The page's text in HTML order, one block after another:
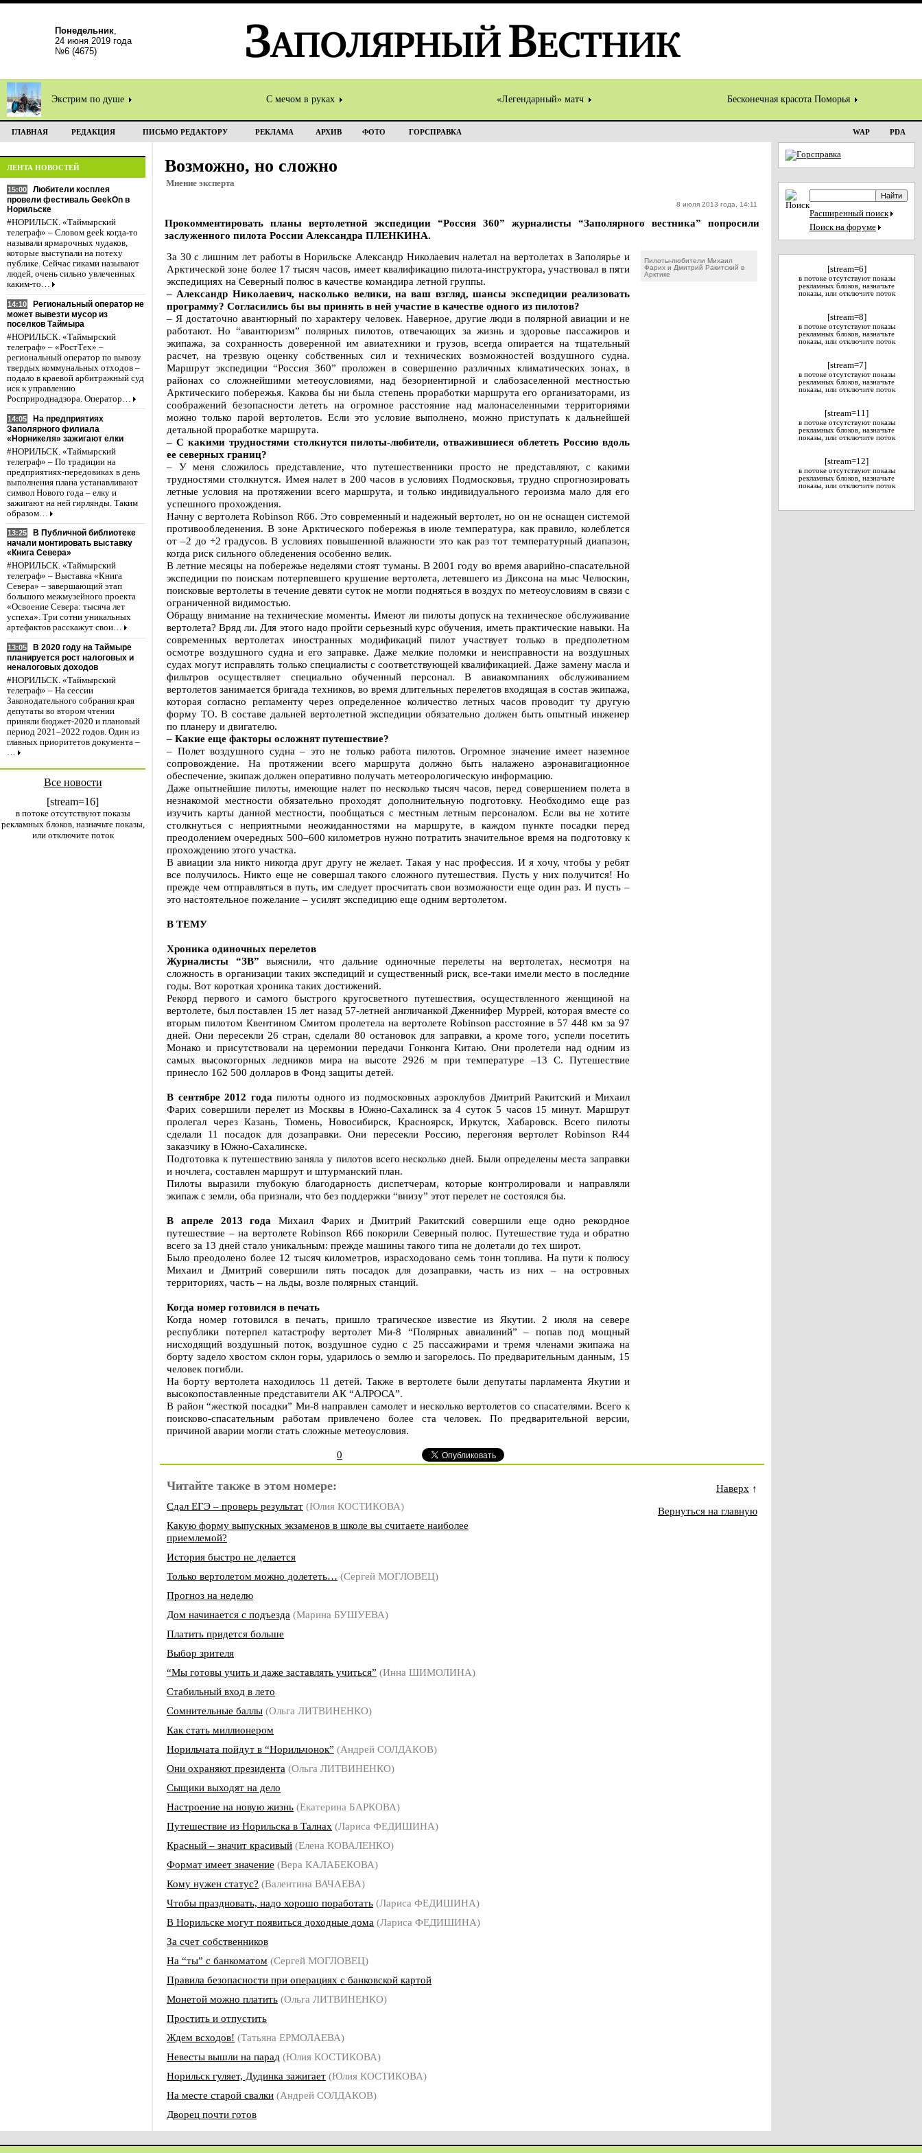
Понедельник,
24 июня 2019 года
№6 (4675)
Экстрим по душе С мечом в руках «Легендарный» матч Бесконечная красота Поморья
ГЛАВНАЯ РЕДАКЦИЯ ПИСЬМО РЕДАКТОРУ РЕКЛАМА АРХИВ ФОТО ГОРСПРАВКА WAP PDA
ЛЕНТА НОВОСТЕЙ
15:00
Любители косплея
провели фестиваль GeekOn в
Норильске
#НОРИЛЬСК. «Таймырский
телеграф» – Словом geek когда-то
называли ярмарочных чудаков,
которые выступали на потеху
публике. Сейчас гиками называют
людей, очень сильно увлеченных
каким-то…
14:10
Региональный оператор не
может вывезти мусор из
поселков Таймыра
#НОРИЛЬСК. «Таймырский
телеграф» – «РостТех» –
региональный оператор по вывозу
твердых коммунальных отходов –
подало в краевой арбитражный суд
иск к управлению
Росприроднадзора. Оператор…
14:05
На предприятиях
Заполярного филиала
«Норникеля» зажигают елки
#НОРИЛЬСК. «Таймырский
телеграф» – По традиции на
предприятиях-передовиках в день
выполнения плана устанавливают
символ Нового года – елку и
зажигают на ней гирлянды. Таким
образом…
13:25
В Публичной библиотеке
начали монтировать выставку
«Книга Севера»
#НОРИЛЬСК. «Таймырский
телеграф» – Выставка «Книга
Севера» – завершающий этап
большого межмузейного проекта
«Освоение Севера: тысяча лет
успеха». Три сотни уникальных
артефактов расскажут свои…
13:05
В 2020 году на Таймыре
планируется рост налоговых и
неналоговых доходов
#НОРИЛЬСК. «Таймырский
телеграф» – На сессии
Законодательного собрания края
депутаты во втором чтении
приняли бюджет-2020 и плановый
период 2021–2022 годов. Один из
главных приоритетов документа –
…
Все новости
[stream=16]
в потоке отсутствуют показы
рекламных блоков, назначьте показы,
или отключите поток
Возможно, но сложно
Мнение эксперта
8 июля 2013 года, 14:11
Прокомментировать планы вертолетной экспедиции “Россия 360” журналисты “Заполярного вестника” попросили
заслуженного пилота России Александра ПЛЕНКИНА.
За 30 с лишним лет работы в Норильске Александр Николаевич налетал на вертолетах в Заполярье и
Арктической зоне более 17 тысяч часов, имеет квалификацию пилота-инструктора, участвовал в пяти
экспедициях на Северный полюс в качестве командира летной группы.
– Александр Николаевич, насколько велики, на ваш взгляд, шансы экспедиции реализовать
программу? Согласились бы вы принять в ней участие в качестве одного из пилотов?
– Я достаточно авантюрный по характеру человек. Наверное, другие люди в полярной авиации и не
работают. Но “авантюризм” полярных пилотов, отвечающих за жизнь и здоровье пассажиров и
экипажа, за сохранность доверенной им авиатехники и грузов, всегда опирается на тщательный
расчет, на трезвую оценку собственных сил и технических возможностей воздушного судна.
Маршрут экспедиции “Россия 360” проложен в совершенно различных климатических зонах, в
районах со сложнейшими метеоусловиями, над безориентирной и слабозаселенной местностью
Арктическиго побережья. Какова бы ни была степень проработки маршрута его организаторами, из
соображений безопасности лететь на огромное расстояние над малонаселенными территориями
можно только парой вертолетов. Если это условие выполнено, можно приступать к дальнейшей
детальной проработке маршрута.
– С какими трудностями столкнутся пилоты-любители, отважившиеся облететь Россию вдоль
ее северных границ?
– У меня сложилось представление, что путешественники просто не представляют, с какими
трудностями столкнутся. Имея налет в 200 часов в условиях Подмосковья, трудно спрогнозировать
летные условия на протяжении всего маршрута, и только индивидуального героизма мало для его
успешного прохождения.
Начну с вертолета Robinson R66. Это современный и надежный вертолет, но он не оснащен системой
противообледенения. В зоне Арктического побережья в июле температура, как правило, колеблется
от –2 до +2 градусов. В условиях повышенной влажности это как раз тот температурный диапазон,
когда риск сильного обледенения особенно велик.
В летние месяцы на побережье неделями стоят туманы. В 2001 году во время аварийно-спасательной
экспедиции по поискам потерпевшего крушение вертолета, летевшего из Диксона на мыс Челюскин,
поисковые вертолеты в течение девяти суток не могли подняться в воздух по метеоусловиям в связи с
ограниченной видимостью.
Обращу внимание на технические моменты. Имеют ли пилоты допуск на техническое обслуживание
вертолета? Вряд ли. Для этого надо пройти серьезный курс обучения, иметь практические навыки. На
современных вертолетах иностранных модификаций пилот участвует только в предполетном
осмотре воздушного судна и его заправке. Даже мелкие поломки и неисправности на воздушных
судах могут исправлять только специалисты с соответствующей квалификацией. Даже замену масла и
фильтров осуществляет специально обученный персонал. В авиакомпаниях обслуживанием
вертолетов занимается бригада техников, во время длительных перелетов входящая в состав экипажа,
которая согласно регламенту через определенное количество летных часов проводит ту другую
форму ТО. В составе дальней вертолетной экспедиции обязательно должен быть опытный инженер
по планеру и двигателю.
– Какие еще факторы осложнят путешествие?
– Полет воздушного судна – это не только работа пилотов. Огромное значение имеет наземное
сопровождение. На протяжении всего маршрута должно быть налажено аэронавигационное
обеспечение, экипаж должен оперативно получать метеорологическую информацию.
Даже опытнейшие пилоты, имеющие налет по несколько тысяч часов, перед совершением полета в
незнакомой местности обязательно проходят дополнительную подготовку. Необходимо еще раз
изучить карты данной местности, пообщаться с местным летным персоналом. Если вы не хотите
столкнуться с неприятными неожиданностями на маршруте, в каждом пункте посадки перед
преодолением очередных 500–600 километров нужно потратить значительное время на подготовку к
прохождению этого участка.
В авиации зла никто никогда друг другу не желает. Такая у нас профессия. И я хочу, чтобы у ребят
все получилось. Никто еще не совершал такого сложного путешествия. Пусть у них получится! Но
прежде чем отправляться в путь, им следует просчитать свои возможности еще один раз. И пусть –
это настоятельное пожелание – усилят экспедицию еще одним вертолетом.
В ТЕМУ
Хроника одиночных перелетов
Журналисты “ЗВ” выяснили, что дальние одиночные перелеты на вертолетах, несмотря на
сложность в организации таких экспедиций и существенный риск, все-таки имели место в последние
годы. Вот короткая хроника таких достижений.
Рекорд первого и самого быстрого кругосветного путешествия, осуществленного женщиной на
вертолете, был поставлен 15 лет назад 57-летней англичанкой Дженнифер Муррей, которая вместе со
вторым пилотом Квентином Смитом пролетела на вертолете Robinson расстояние в 57 448 км за 97
дней. Они пересекли 26 стран, сделали 80 остановок для заправки, а кроме того, успели посетить
Монако и присутствовали на церемонии передачи Гонконга Китаю. Они пролетели над одним из
самых высокогорных ледников мира на высоте 2926 м при температуре –13 С. Путешествие
принесло 162 500 долларов в Фонд защиты детей.
В сентябре 2012 года пилоты одного из подмосковных аэроклубов Дмитрий Ракитский и Михаил
Фарих совершили перелет из Москвы в Южно-Сахалинск за 4 суток 5 часов 15 минут. Маршрут
пролегал через Казань, Тюмень, Новосибирск, Красноярск, Иркутск, Хабаровск. Всего пилоты
сделали 11 посадок для дозаправки. Они пересекли Россию, перегоняя вертолет Robinson R44
заказчику в Южно-Сахалинске.
Подготовка к путешествию заняла у пилотов всего несколько дней. Были определены места заправки
и ночлега, составлен маршрут и штурманский план.
Пилоты выразили глубокую благодарность диспетчерам, которые контролировали и направляли
экипаж с земли, оба признали, что без поддержки “внизу” этот перелет не состоялся бы.
В апреле 2013 года Михаил Фарих и Дмитрий Ракитский совершили еще одно рекордное
путешествие – на вертолете Robinson R66 покорили Северный полюс. Путешествие туда и обратно
всего за 13 дней стало уникальным: прежде машины такого типа не долетали до тех широт.
Было преодолено более 12 тысяч километров, израсходовано семь тонн топлива. На пути к полюсу
Михаил и Дмитрий совершили пять посадок для дозаправки, часть из них – на островных
территориях, часть – на льды, возле полярных станций.
Когда номер готовился в печать
Когда номер готовился в печать, пришло трагическое известие из Якутии. 2 июля на севере
республики потерпел катастрофу вертолет Ми-8 “Полярных авиалиний” – попав под мощный
нисходящий воздушный поток, воздушное судно с 25 пассажирами и тремя членами экипажа на
борту задело хвостом склон горы, ударилось о землю и загорелось. По предварительным данным, 15
человек погибли.
На борту вертолета находилось 11 детей. Также в вертолете были депутаты парламента Якутии и
высокопоставленные представители АК “АЛРОСА”.
В район “жесткой посадки” Ми-8 направлен самолет и несколько вертолетов со спасателями. Всего к
поисково-спасательным работам привлечено более ста человек. По предварительной версии,
причиной аварии могли стать сложные метеоусловия.
Пилоты-любители Михаил
Фарих и Дмитрий Ракитский в
Арктике
0
Читайте также в этом номере:
Сдал ЕГЭ – проверь результат (Юлия КОСТИКОВА)
Какую форму выпускных экзаменов в школе вы считаете наиболее
приемлемой?
История быстро не делается
Только вертолетом можно долететь… (Сергей МОГЛОВЕЦ)
Прогноз на неделю
Дом начинается с подъезда (Марина БУШУЕВА)
Платить придется больше
Выбор зрителя
“Мы готовы учить и даже заставлять учиться” (Инна ШИМОЛИНА)
Стабильный вход в лето
Сомнительные баллы (Ольга ЛИТВИНЕНКО)
Как стать миллионером
Норильчата пойдут в “Норильчонок” (Андрей СОЛДАКОВ)
Они охраняют президента (Ольга ЛИТВИНЕНКО)
Сыщики выходят на дело
Настроение на новую жизнь (Екатерина БАРКОВА)
Путешествие из Норильска в Талнах (Лариса ФЕДИШИНА)
Красный – значит красивый (Елена КОВАЛЕНКО)
Формат имеет значение (Вера КАЛАБЕКОВА)
Кому нужен статус? (Валентина ВАЧАЕВА)
Чтобы праздновать, надо хорошо поработать (Лариса ФЕДИШИНА)
В Норильске могут появиться доходные дома (Лариса ФЕДИШИНА)
За счет собственников
На “ты” с банкоматом (Сергей МОГЛОВЕЦ)
Правила безопасности при операциях с банковской картой
Монетой можно платить (Ольга ЛИТВИНЕНКО)
Простить и отпустить
Ждем всходов! (Татьяна ЕРМОЛАЕВА)
Невесты вышли на парад (Юлия КОСТИКОВА)
Норильск гуляет, Дудинка зажигает (Юлия КОСТИКОВА)
На месте старой свалки (Андрей СОЛДАКОВ)
Дворец почти готов
Наверх ↑
Вернуться на главную
Расширенный поиск
Поиск на форуме
[stream=6]
в потоке отсутствуют показы
рекламных блоков, назначьте
показы, или отключите поток
[stream=8]
в потоке отсутствуют показы
рекламных блоков, назначьте
показы, или отключите поток
[stream=7]
в потоке отсутствуют показы
рекламных блоков, назначьте
показы, или отключите поток
[stream=11]
в потоке отсутствуют показы
рекламных блоков, назначьте
показы, или отключите поток
[stream=12]
в потоке отсутствуют показы
рекламных блоков, назначьте
показы, или отключите поток